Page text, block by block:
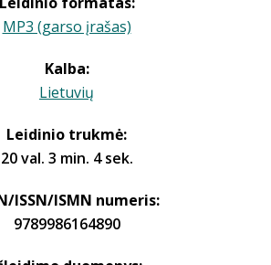
MP3 (garso įrašas)
Kalba:
Lietuvių
Leidinio trukmė:
20 val. 3 min. 4 sek.
ISSN/ISMN numeris:
9789986164890